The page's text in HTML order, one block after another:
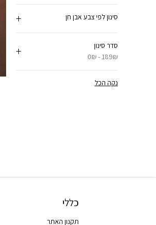
סינון לפי צבע אבן חן
סדר סינון
0₪ - 189₪
נקה הכל
כללי
תקנון האתר